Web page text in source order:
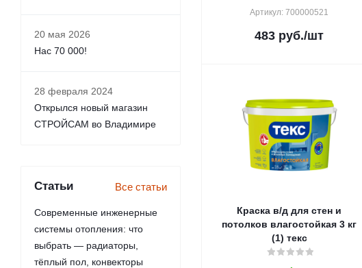
Артикул: 700000521
483 руб./шт
Краска в/д для стен и
потолков влагостойкая 3 кг
(1) текс
20 мая 2026
Нас 70 000!
28 февраля 2024
Открылся новый магазин
СТРОЙСАМ во Владимире
Статьи Все статьи
Современные инженерные
системы отопления: что
выбрать — радиаторы,
тёплый пол, конвекторы